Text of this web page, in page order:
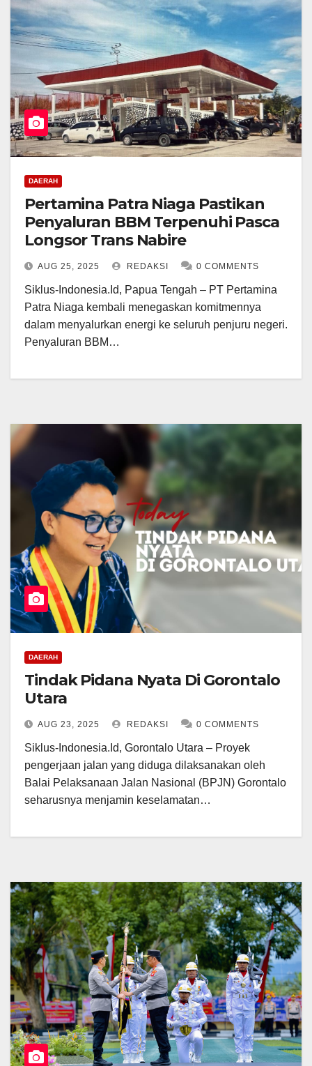
DAERAH
Pertamina Patra Niaga Pastikan
Penyaluran BBM Terpenuhi Pasca
Longsor Trans Nabire
AUG 25, 2025 REDAKSI 0 COMMENTS
Siklus-Indonesia.Id, Papua Tengah – PT Pertamina
Patra Niaga kembali menegaskan komitmennya
dalam menyalurkan energi ke seluruh penjuru negeri.
Penyaluran BBM…
DAERAH
Tindak Pidana Nyata Di Gorontalo
Utara
AUG 23, 2025 REDAKSI 0 COMMENTS
Siklus-Indonesia.Id, Gorontalo Utara – Proyek
pengerjaan jalan yang diduga dilaksanakan oleh
Balai Pelaksanaan Jalan Nasional (BPJN) Gorontalo
seharusnya menjamin keselamatan…